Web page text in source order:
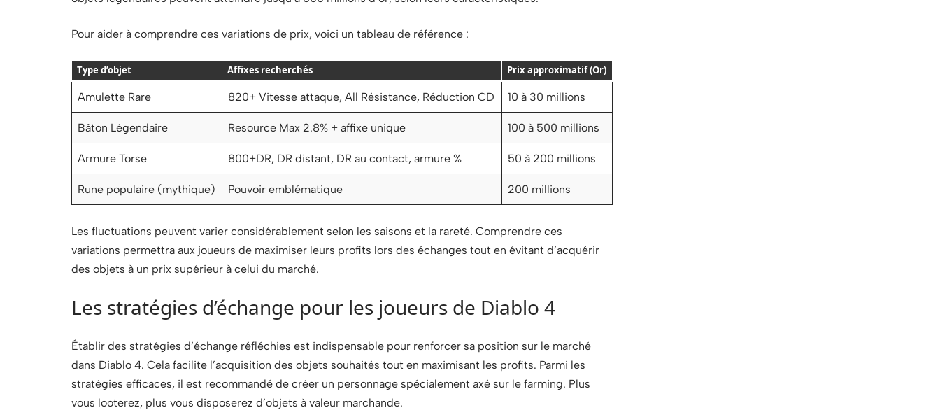
Pour aider à comprendre ces variations de prix, voici un tableau de référence :
Type d’objet Affixes recherchés Prix approximatif (Or)
Amulette Rare 820+ Vitesse attaque, All Résistance, Réduction CD 10 à 30 millions
Bâton Légendaire Resource Max 2.8% + affixe unique 100 à 500 millions
Armure Torse 800+DR, DR distant, DR au contact, armure % 50 à 200 millions
Rune populaire (mythique) Pouvoir emblématique 200 millions
Les fluctuations peuvent varier considérablement selon les saisons et la rareté. Comprendre ces
variations permettra aux joueurs de maximiser leurs profits lors des échanges tout en évitant d’acquérir
des objets à un prix supérieur à celui du marché.
Les stratégies d’échange pour les joueurs de Diablo 4
Établir des stratégies d’échange réfléchies est indispensable pour renforcer sa position sur le marché
dans Diablo 4. Cela facilite l’acquisition des objets souhaités tout en maximisant les profits. Parmi les
stratégies efficaces, il est recommandé de créer un personnage spécialement axé sur le farming. Plus
vous looterez, plus vous disposerez d’objets à valeur marchande.